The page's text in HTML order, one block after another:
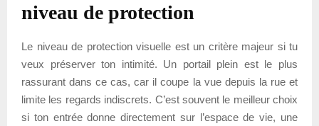
niveau de protection
Le niveau de protection visuelle est un critère majeur si tu
veux préserver ton intimité. Un portail plein est le plus
rassurant dans ce cas, car il coupe la vue depuis la rue et
limite les regards indiscrets. C’est souvent le meilleur choix
si ton entrée donne directement sur l’espace de vie, une